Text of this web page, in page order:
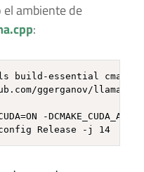
ambiente de
:
essential cmake
ggerganov/llama.cpp
-
# cmake --build build --config Release -j 14